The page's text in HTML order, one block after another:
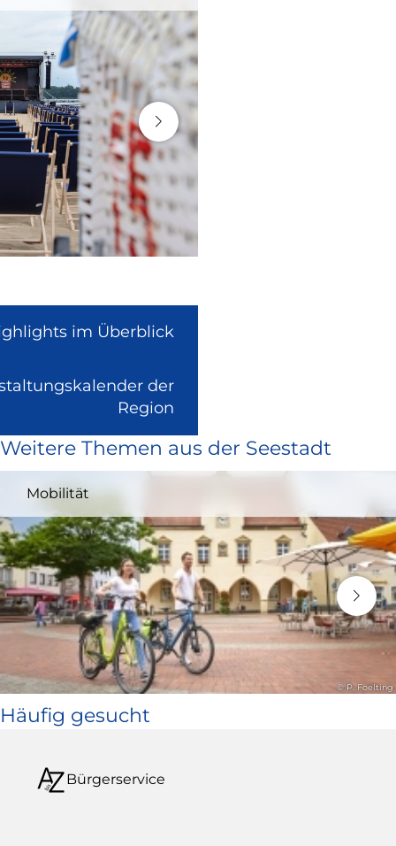
im Überblick
der
Region
extern
und
in
neuem
Fenster)
Weitere Themen aus der Seestadt
Mobilität
© P. Foelting
Häufig gesucht
Bürgerservice